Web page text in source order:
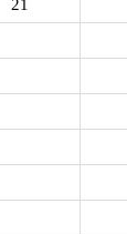
21